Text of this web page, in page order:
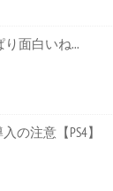
面白いね...
の注意【PS4】